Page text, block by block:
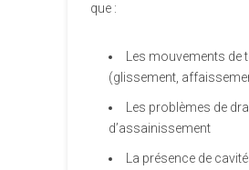
que :
Les mouvements de
(glissement,
Les problèmes de
d’assainissement
La présence de